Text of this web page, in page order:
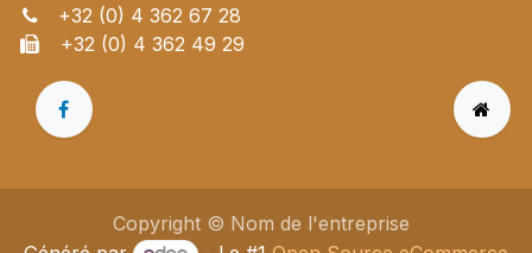
+32 (0) 4 362 67 28
+32 (0) 4 362 49 29
Copyright © Nom de l'entreprise